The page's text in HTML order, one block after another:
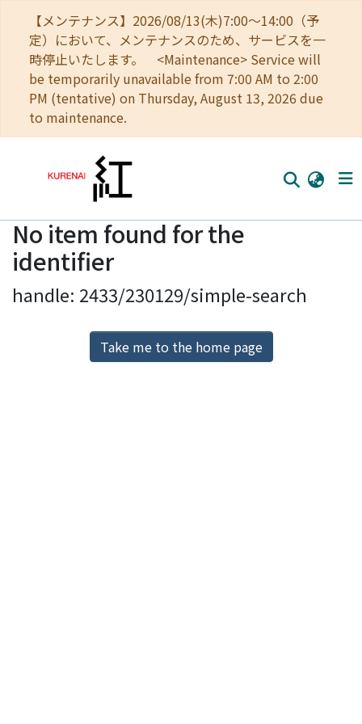
【メンテナンス】2026/08/13(木)7:00～14:00（予
定）において、メンテナンスのため、サービスを一
時停止いたします。 <Maintenance> Service will
be temporarily unavailable from 7:00 AM to 2:00
PM (tentative) on Thursday, August 13, 2026 due
to maintenance.
Home
Communities
Browse
Download Ranking
No item found for the
identifier
handle: 2433/230129/simple-search
Take me to the home page